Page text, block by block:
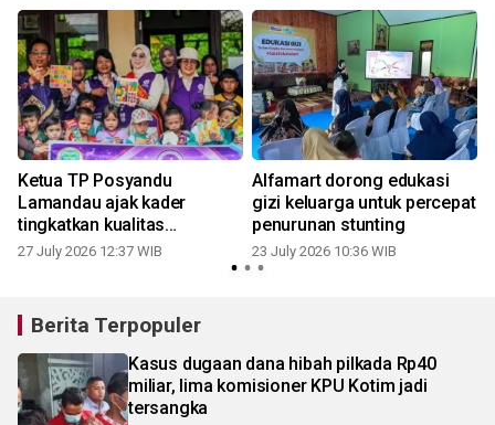
Ketua TP Posyandu
Lamandau ajak kader
tingkatkan kualitas
pelayanan
27 July 2026 12:37 WIB
Alfamart dorong edukasi
gizi keluarga untuk percepat
penurunan stunting
23 July 2026 10:36 WIB
Berita Terpopuler
Kasus dugaan dana hibah pilkada Rp40
miliar, lima komisioner KPU Kotim jadi
tersangka